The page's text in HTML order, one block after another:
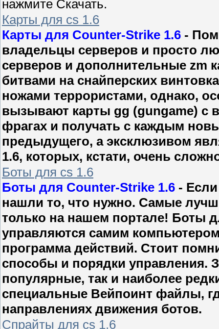
нажмите Скачать.
Карты для cs 1.6
Карты для Counter-Strike 1.6 -
владельцы серверов и просто
серверов и дополнительные zm
битвами на снайперских
ножами террористами, однако,
вызывают карты gg (gungame) с
фрагах и получать с каждым
предыдущего, а эксклюзивом
1.6, которых, кстати, очень
Боты для cs 1.6
Боты для Counter-Strike 1.6 -
нашли то, что нужно. Самые
только на нашем портале! Боты
управляются самим
программа действий. Стоит
способы и порядки управления.
популярные, так и наиболее
специальные Вейпоинт файлы,
направлениях движения ботов.
Спрайты для cs 1.6